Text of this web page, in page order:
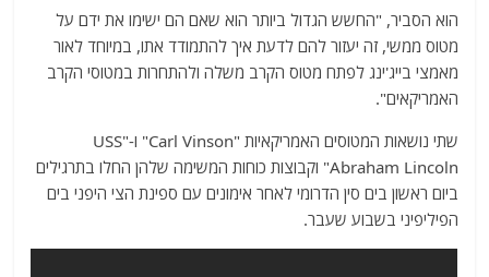
הוא הסביר, "החשש הגדול ביותר הוא שאם הם ישימו את ידם על
מטוס ממשי, זה יעזור להם לדעת איך להתמודד אתו, במיוחד לאור
מאמצי בייג'ינג לפתח מטוס הקרב משלה ולהתחרות במטוסי הקרב
האמריקאים".
שתי נושאות המטוסים האמריקאיות "Carl Vinson" ו-"USS
Abraham Lincoln" וקבוצות כוחות המשימה שלהן החלו בתרגילים
ביום ראשון בים סין הדרומי לאחר אימונים עם ספינת הצי היפני בים
הפיליפיני בשבוע שעבר.